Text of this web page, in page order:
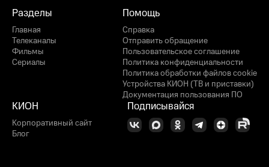
Разделы
Главная
Телеканалы
Фильмы
Сериалы
Помощь
Справка
Отправить обращение
Пользовательское соглашение
Политика конфиденциальности
Политика обработки файлов cookie
Устройства КИОН (ТВ и приставки)
Документация пользования ПО
КИОН
Корпоративный сайт
Блог
Подписывайся